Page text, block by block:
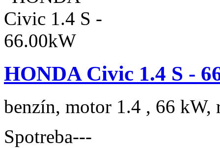
HONDA Civic 1.4 S -
benzín, motor 1.4 , 66 kW,
Spotreba---